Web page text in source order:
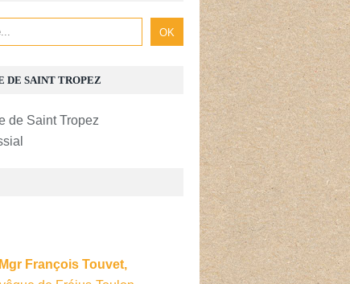
DE SAINT TROPEZ
Mgr François Touvet,